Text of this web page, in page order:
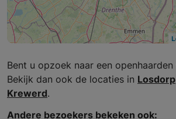
Bent u opzoek naar een
Bekijk dan ook de locaties in Losdorp
Krewerd.
Andere bezoekers bekeken ook: